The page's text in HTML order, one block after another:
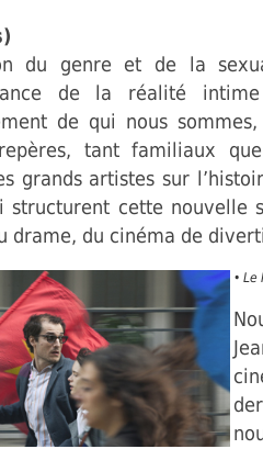
du genre et de la
de la réalité
de qui nous
tant familiaux
grands artistes sur
structurent cette nouvelle
drame, du cinéma de
• Le